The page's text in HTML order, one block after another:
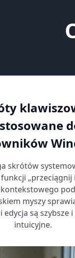
skrótów
„przeciągnij
myszy
edycja są szybsze
intuicyjne.